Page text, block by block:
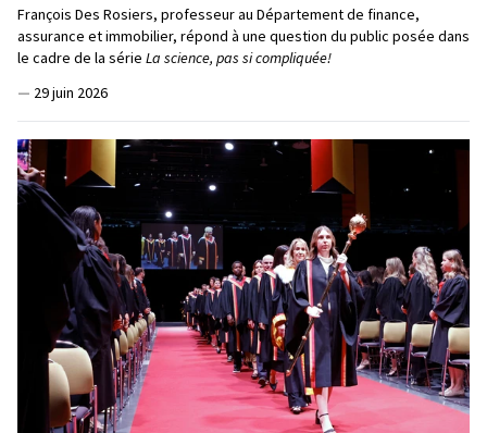
François Des Rosiers, professeur au Département de finance,
assurance et immobilier, répond à une question du public posée dans
le cadre de la série La science, pas si compliquée!
— 29 juin 2026